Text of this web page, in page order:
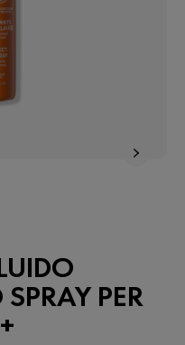
PER